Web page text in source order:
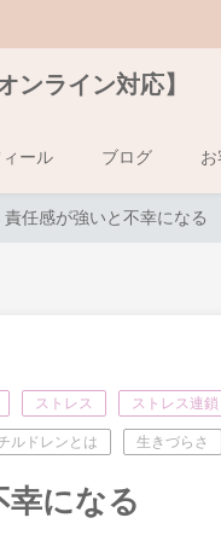
ライン対応】
ール ブログ
責任感が強いと不幸になる
ストレス ストレス連鎖
ルドレンとは 生きづらさ
幸になる